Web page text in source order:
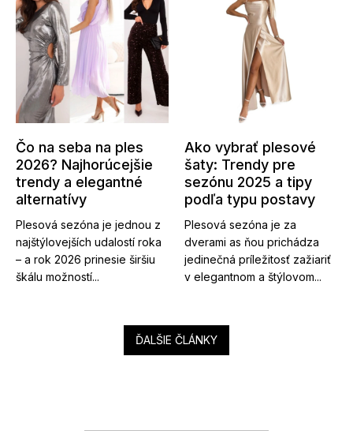
Čo na seba na ples
2026? Najhorúcejšie
trendy a elegantné
alternatívy
Plesová sezóna je jednou z
najštýlovejších udalostí roka
– a rok 2026 prinesie širšiu
škálu možností...
Ako vybrať plesové
šaty: Trendy pre
sezónu 2025 a tipy
podľa typu postavy
Plesová sezóna je za
dverami as ňou prichádza
jedinečná príležitosť zažiariť
v elegantnom a štýlovom...
ĎALŠIE ČLÁNKY